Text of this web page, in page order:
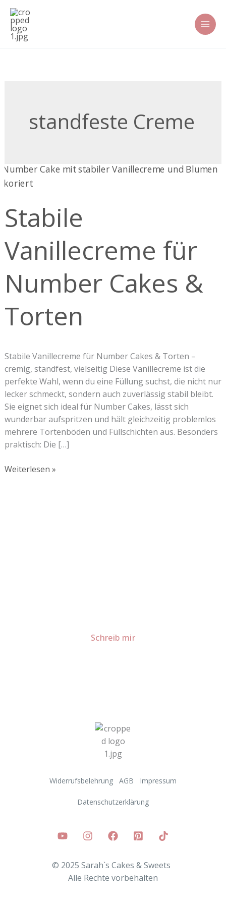
Zum
Inhalt
springen
standfeste Creme
Stabile
Vanillecreme für
Number Cakes &
Torten
Stabile Vanillecreme für Number Cakes & Torten –
cremig, standfest, vielseitig Diese Vanillecreme ist die
perfekte Wahl, wenn du eine Füllung suchst, die nicht nur
lecker schmeckt, sondern auch zuverlässig stabil bleibt.
Sie eignet sich ideal für Number Cakes, lässt sich
wunderbar aufspritzen und hält gleichzeitig problemlos
mehrere Tortenböden und Füllschichten aus. Besonders
praktisch: Die […]
Stabile
Vanillecreme
Number
Cakes
Torten
Weiterlesen »
Schreib mir
Widerrufsbelehrung AGB Impressum
Datenschutzerklärung
© 2025 Sarah`s Cakes & Sweets
Alle Rechte vorbehalten